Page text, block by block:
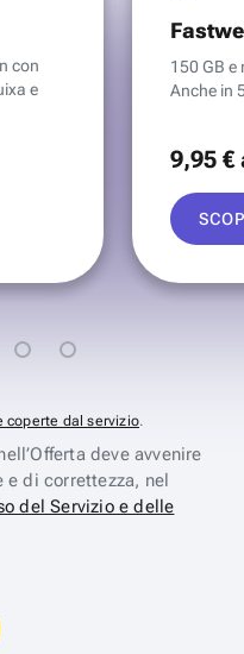
con
e
150 GB e
Anche in
9,95 €
coperte dal servizio.
deve avvenire
e di correttezza, nel
del Servizio e delle